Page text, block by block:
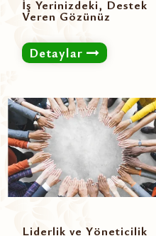
İş Yerinizdeki, Destek
Veren Gözünüz
Detaylar
Liderlik ve Yöneticilik